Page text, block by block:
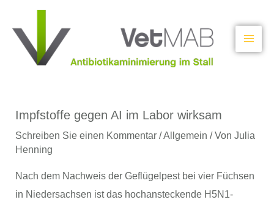
Inhalt
springen
Impfstoffe gegen AI im Labor wirksam
Schreiben Sie einen Kommentar /Allgemein / VonJulia
Henning
Nach dem Nachweis der Geflügelpest bei vier Füchsen
in Niedersachsen ist das hochansteckende H5N1-